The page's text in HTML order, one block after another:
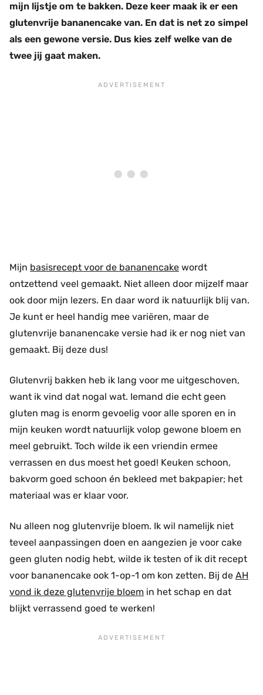
mijn lijstje om te bakken. Deze keer maak ik er een
glutenvrije bananencake van. En dat is net zo simpel
als een gewone versie. Dus kies zelf welke van de
twee jij gaat maken.
Mijn basisrecept voor de bananencake wordt
ontzettend veel gemaakt. Niet alleen door mijzelf maar
ook door mijn lezers. En daar word ik natuurlijk blij van.
Je kunt er heel handig mee variëren, maar de
glutenvrije bananencake versie had ik er nog niet van
gemaakt. Bij deze dus!
Glutenvrij bakken heb ik lang voor me uitgeschoven,
want ik vind dat nogal wat. Iemand die echt geen
gluten mag is enorm gevoelig voor alle sporen en in
mijn keuken wordt natuurlijk volop gewone bloem en
meel gebruikt. Toch wilde ik een vriendin ermee
verrassen en dus moest het goed! Keuken schoon,
bakvorm goed schoon én bekleed met bakpapier; het
materiaal was er klaar voor.
Nu alleen nog glutenvrije bloem. Ik wil namelijk niet
teveel aanpassingen doen en aangezien je voor cake
geen gluten nodig hebt, wilde ik testen of ik dit recept
voor bananencake ook 1-op-1 om kon zetten. Bij de AH
vond ik deze glutenvrije bloem in het schap en dat
blijkt verrassend goed te werken!